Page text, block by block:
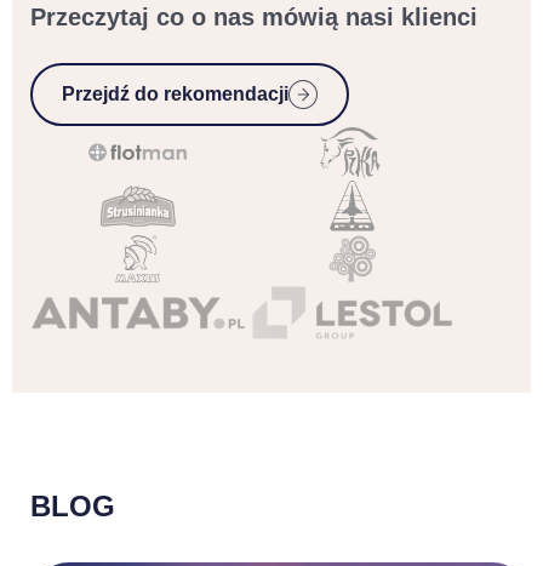
Przeczytaj co o nas mówią nasi klienci
Przejdź do rekomendacji
BLOG